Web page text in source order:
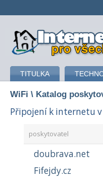
připojení k
TITULKA
WiFi \ Katalog
Připojení k internetu
poskytovatel
doubrava.net
Fifejdy.cz